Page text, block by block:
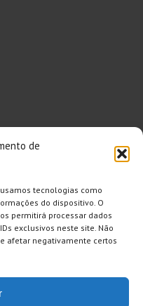
de
tecnologias como
do dispositivo. O
permitirá processar dados
exclusivos neste site. Não
afetar negativamente certos
inscrever e
comunicados